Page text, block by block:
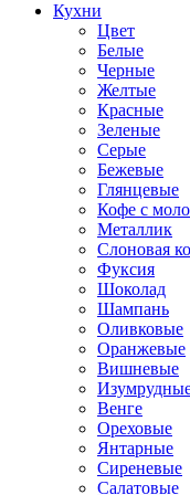
Кухни
Цвет
Белые
Черные
Желтые
Красные
Зеленые
Серые
Бежевые
Глянцевые
Кофе с
Металлик
Слоновая
Фуксия
Шоколад
Шампань
Оливковые
Оранжевые
Вишневые
Венге
Ореховые
Янтарные
Сиреневые
Салатовые